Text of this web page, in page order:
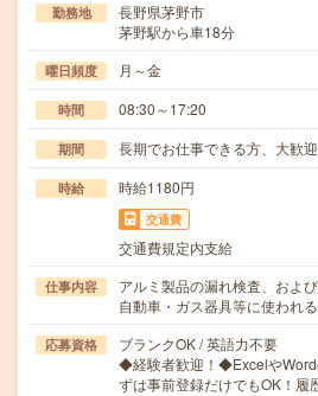
勤務地
長野県茅野市
茅野駅から車18分
曜日頻度 月～金
時間 08:30～17:20
期間 長期でお仕事できる方、大歓迎
時給 時給1180円
交通費
交通費規定内支給
仕事内容
アルミ製品の漏れ検査、およ
自動車・ガス器具等に使われ
応募資格
ブランクOK / 英語力不要
◆経験者歓迎！◆ExcelやWord
ずは事前登録だけでもOK！